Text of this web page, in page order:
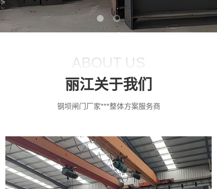
ABOUT US
丽江关于我们
钢坝闸门厂家***整体方案服务商